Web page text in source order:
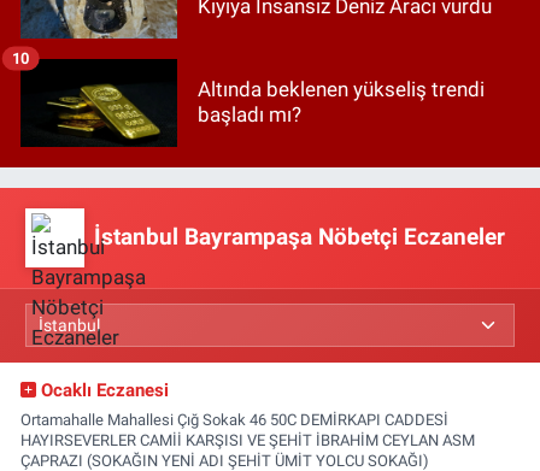
Kıyıya İnsansız Deniz Aracı vurdu
Altında beklenen yükseliş trendi
başladı mı?
10
İstanbul Bayrampaşa Nöbetçi Eczaneler
Ocaklı Eczanesi
Ortamahalle Mahallesi Çığ Sokak 46 50C DEMİRKAPI CADDESİ
HAYIRSEVERLER CAMİİ KARŞISI VE ŞEHİT İBRAHİM CEYLAN ASM
ÇAPRAZI (SOKAĞIN YENİ ADI ŞEHİT ÜMİT YOLCU SOKAĞI)